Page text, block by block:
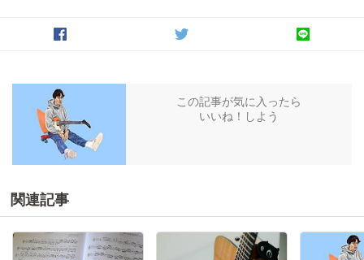
この記事が気に入ったら
いいね！しよう
関連記事